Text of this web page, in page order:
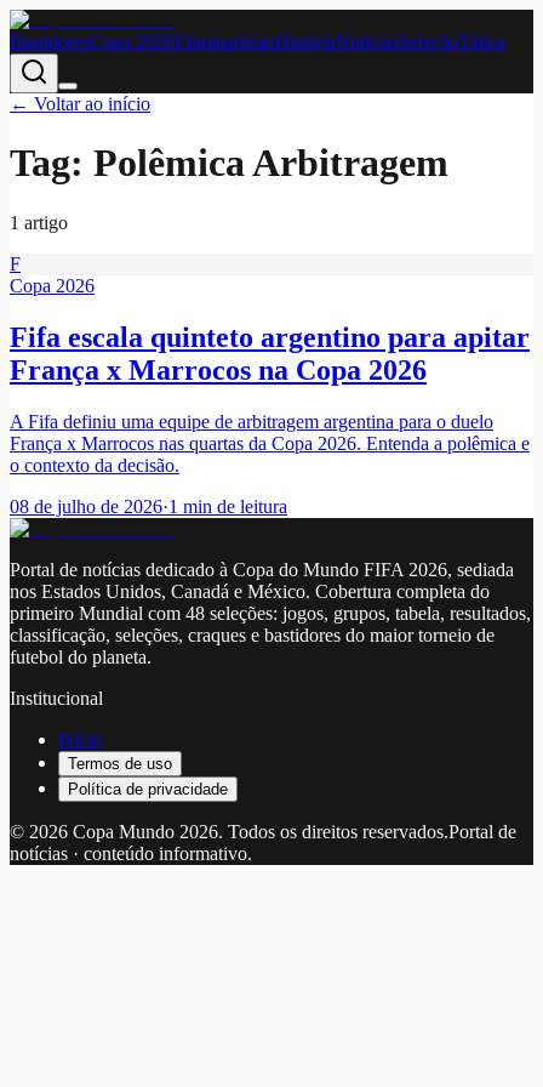
BastidoresCopa 2026EliminatóriasHistóriaNotíciasSeleçãoTática
← Voltar ao início
Tag: Polêmica Arbitragem
1 artigo
F
Copa 2026
Fifa escala quinteto argentino para apitar
França x Marrocos na Copa 2026
A Fifa definiu uma equipe de arbitragem argentina para o duelo
França x Marrocos nas quartas da Copa 2026. Entenda a polêmica e
o contexto da decisão.
08 de julho de 2026·1 min de leitura
Portal de notícias dedicado à Copa do Mundo FIFA 2026, sediada
nos Estados Unidos, Canadá e México. Cobertura completa do
primeiro Mundial com 48 seleções: jogos, grupos, tabela, resultados,
classificação, seleções, craques e bastidores do maior torneio de
futebol do planeta.
Institucional
Início
Termos de uso
Política de privacidade
© 2026 Copa Mundo 2026. Todos os direitos reservados.Portal de
notícias · conteúdo informativo.